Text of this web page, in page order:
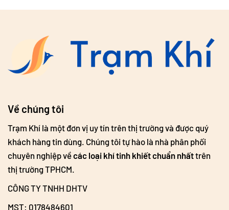
Về chúng tôi
Trạm Khí là một đơn vị uy tín trên thị trường và được quý
khách hàng tin dùng. Chúng tôi tự hào là nhà phân phối
chuyên nghiệp vềcác loại khí tinh khiết chuẩn nhấttrên
thị trường TPHCM.
CÔNG TY TNHH DHTV
MST: 0178484601